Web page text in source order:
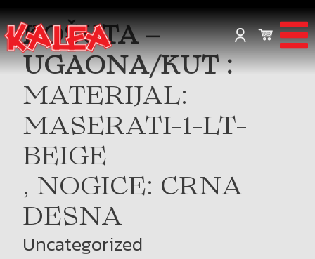
KOŠUTA –
UGAONA/KUT :
MATERIJAL:
MASERATI-1-LT-
BEIGE
, NOGICE: CRNA
DESNA
Uncategorized